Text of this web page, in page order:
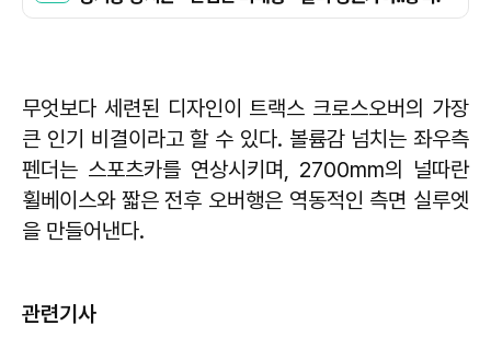
무엇보다 세련된 디자인이 트랙스 크로스오버의 가장
큰 인기 비결이라고 할 수 있다. 볼륨감 넘치는 좌우측
펜더는 스포츠카를 연상시키며, 2700mm의 널따란
휠베이스와 짧은 전후 오버행은 역동적인 측면 실루엣
을 만들어낸다.
관련기사